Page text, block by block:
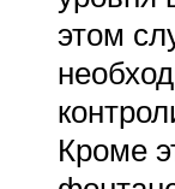
этом
Кроме